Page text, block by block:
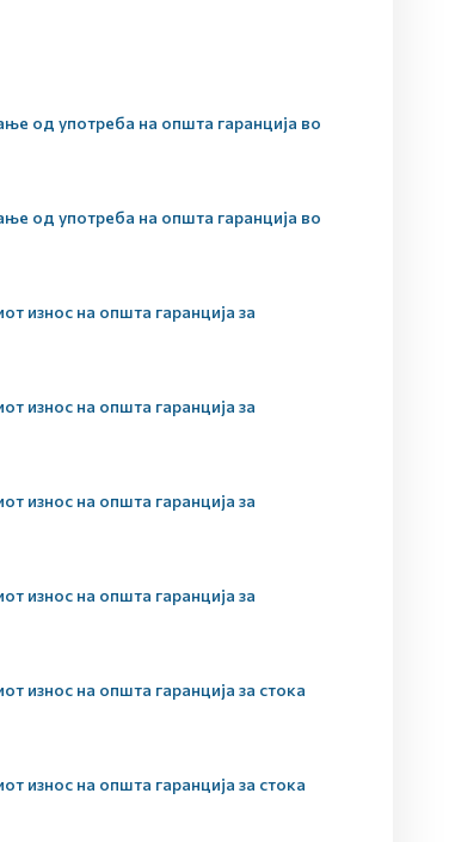
од употреба на општа гаранција во
од употреба на општа гаранција во
износ на општа гаранција за
износ на општа гаранција за
износ на општа гаранција за
износ на општа гаранција за
износ на општа гаранција за стока
износ на општа гаранција за стока